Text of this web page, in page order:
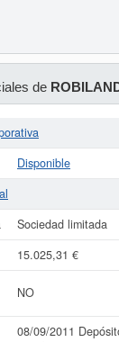
de
Disponible
Sociedad limitada
15.025,31 €
NO
08/09/2011